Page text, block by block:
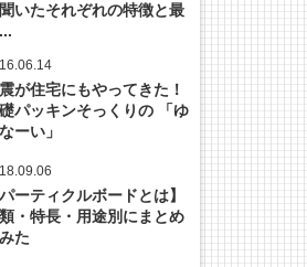
いたそれぞれの特徴と最
が住宅にもやってきた！
パッキンそっくりの 「ゆ
ーい」
パーティクルボードとは】
・特長・用途別にまとめ
た